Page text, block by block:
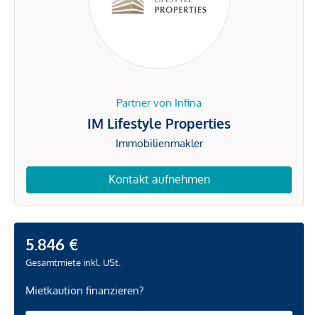
Partner von Infina
IM Lifestyle Properties
Immobilienmakler
Kontakt aufnehmen
5.846 €
Gesamtmiete inkl. USt.
Mietkaution finanzieren?